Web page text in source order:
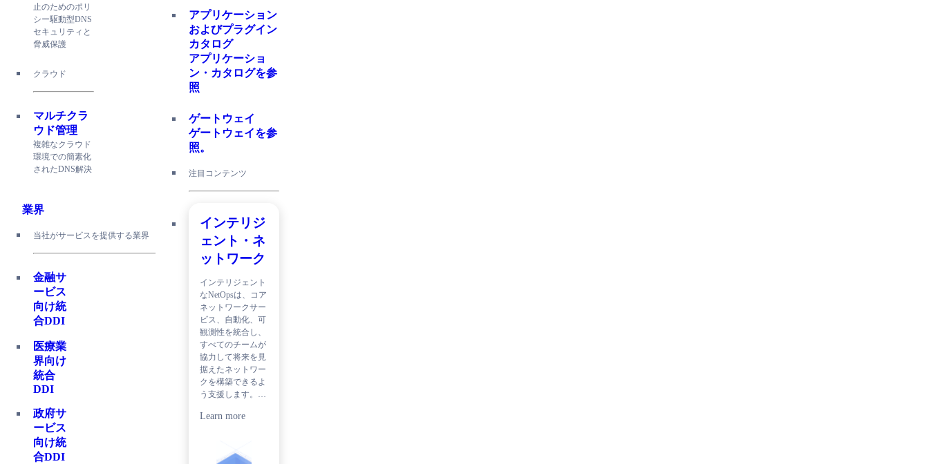
止のためのポリ
シー駆動型DNS
セキュリティと
脅威保護
クラウド
マルチクラ
ウド管理
複雑なクラウド
環境での簡素化
されたDNS解決
業界
当社がサービスを提供する業界
金融サ
ービス
向け統
合DDI
医療業
界向け
統合
DDI
政府サ
ービス
向け統
合DDI
アプリケーション
およびプラグイン
カタログ
アプリケーショ
ン・カタログを参
照
ゲートウェイ
ゲートウェイを参
照。
注目コンテンツ
インテリジ
ェント・ネ
ットワーク
インテリジェント
なNetOpsは、コア
ネットワークサー
ビス、自動化、可
観測性を統合し、
すべてのチームが
協力して将来を見
据えたネットワー
クを構築できるよ
う支援します。…
Learn more